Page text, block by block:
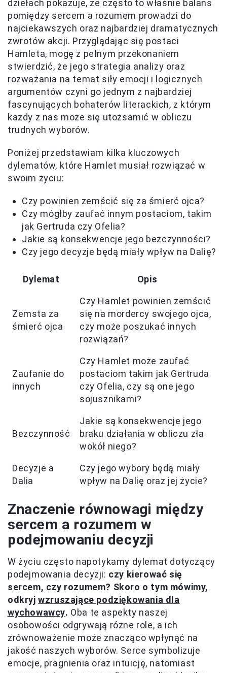
dziełach pokazuje, że często to właśnie balans
pomiędzy sercem a rozumem prowadzi do
najciekawszych oraz najbardziej dramatycznych
zwrotów akcji. Przyglądając się postaci
Hamleta, mogę z pełnym przekonaniem
stwierdzić, że jego strategia analizy oraz
rozważania na temat siły emocji i logicznych
argumentów czyni go jednym z najbardziej
fascynujących bohaterów literackich, z którym
każdy z nas może się utożsamić w obliczu
trudnych wyborów.
Poniżej przedstawiam kilka kluczowych
dylematów, które Hamlet musiał rozwiązać w
swoim życiu:
Czy powinien zemścić się za śmierć ojca?
Czy mógłby zaufać innym postaciom, takim
jak Gertruda czy Ofelia?
Jakie są konsekwencje jego bezczynności?
Czy jego decyzje będą miały wpływ na Dalię?
Dylemat Opis
Zemsta za
śmierć ojca
Czy Hamlet powinien zemścić
się na mordercy swojego ojca,
czy może poszukać innych
rozwiązań?
Zaufanie do
innych
Czy Hamlet może zaufać
postaciom takim jak Gertruda
czy Ofelia, czy są one jego
sojusznikami?
Bezczynność
Jakie są konsekwencje jego
braku działania w obliczu zła
wokół niego?
Decyzje a
Dalia
Czy jego wybory będą miały
wpływ na Dalię oraz jej życie?
Znaczenie równowagi między
sercem a rozumem w
podejmowaniu decyzji
W życiu często napotykamy dylemat dotyczący
podejmowania decyzji: czy kierować się
sercem, czy rozumem? Skoro o tym mówimy,
odkryjwzruszające podziękowania dla
wychowawcy. Oba te aspekty naszej
osobowości odgrywają różne role, a ich
zrównoważenie może znacząco wpłynąć na
jakość naszych wyborów. Serce symbolizuje
emocje, pragnienia oraz intuicję, natomiast